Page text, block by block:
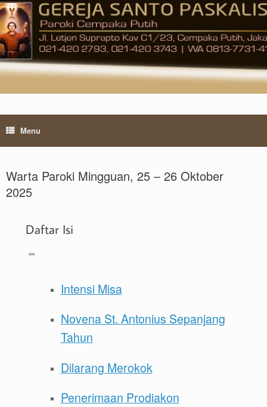
Skip
to
content
Menu
Warta Paroki Mingguan, 25 – 26 Oktober
2025
Daftar Isi
Intensi Misa
Novena St. Antonius Sepanjang
Tahun
Dilarang Merokok
Penerimaan Prodiakon